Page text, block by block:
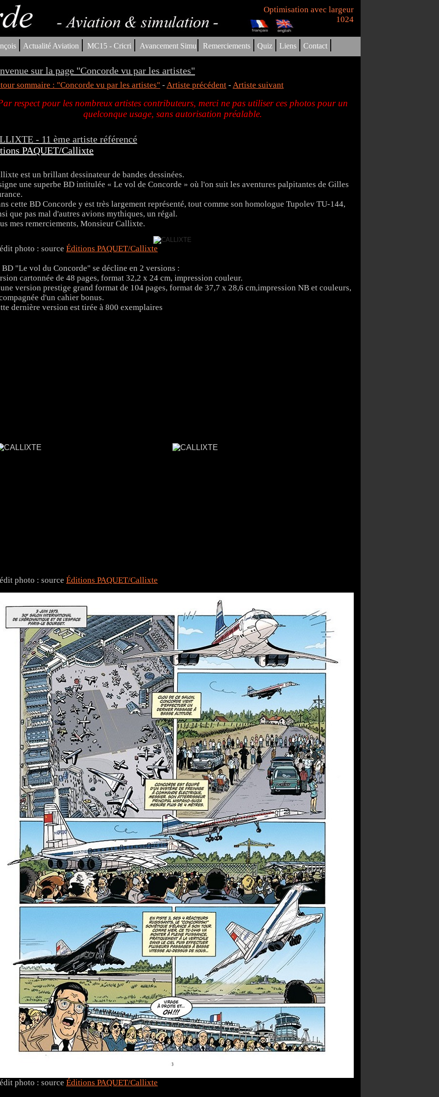
Optimisation avec largeur
1024
| Actualité Aviation | MC15 - Cricri | Avancement Simu| Remerciements | Quiz | Liens | Contact |
sur la page "Concorde vu par les artistes"
sommaire : "Concorde vu par les artistes" - Artiste précédent - Artiste suivant
respect pour les nombreux artistes contributeurs, merci ne pas utiliser ces photos pour un
quelconque usage, sans autorisation préalable.
- 11 ème artiste référencé
PAQUET/Callixte
est un brillant dessinateur de bandes dessinées.
une superbe BD intitulée « Le vol de Concorde » où l'on suit les aventures palpitantes de Gilles
cette BD Concorde y est très largement représenté, tout comme son homologue Tupolev TU-144,
que pas mal d'autres avions mythiques, un régal.
mes remerciements, Monsieur Callixte.
photo : source Éditions PAQUET/Callixte
BD "Le vol du Concorde" se décline en 2 versions :
cartonnée de 48 pages, format 32,2 x 24 cm, impression couleur.
version prestige grand format de 104 pages, format de 37,7 x 28,6 cm,impression NB et couleurs,
d'un cahier bonus.
dernière version est tirée à 800 exemplaires
photo : source Éditions PAQUET/Callixte
photo : source Éditions PAQUET/Callixte